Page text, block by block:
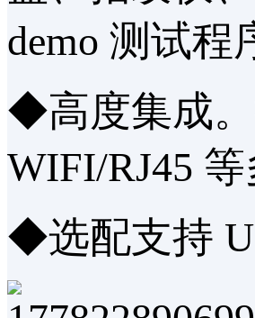
demo 测试程
◆高度集成。
WIFI/RJ45
◆选配支持